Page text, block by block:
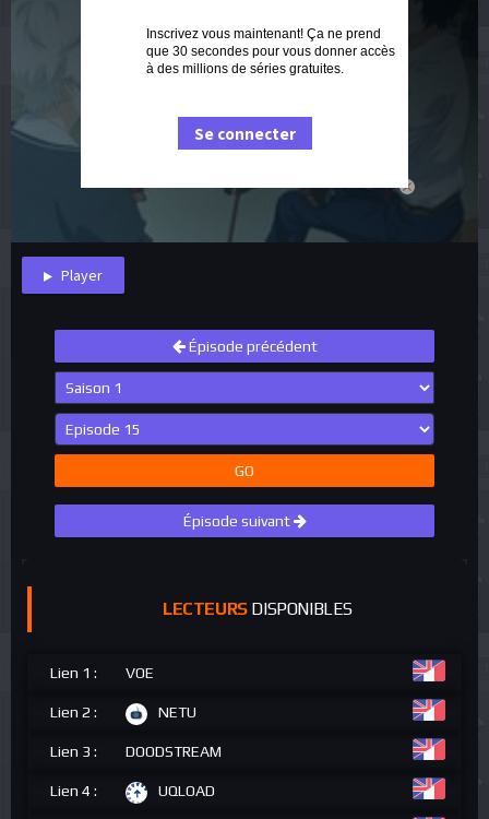
close
Inscrivez vous maintenant! Ça ne prend
que 30 secondes pour vous donner accès
à des millions de séries gratuites.
Se connecter
Player
Épisode précédent
GO
Épisode suivant
LECTEURSDISPONIBLES
Lien 1 : VOE
Lien 2 : NETU
Lien 3 : DOODSTREAM
Lien 4 : UQLOAD